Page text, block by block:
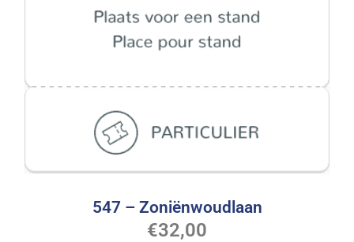
547 – Zoniënwoudlaan
€32,00